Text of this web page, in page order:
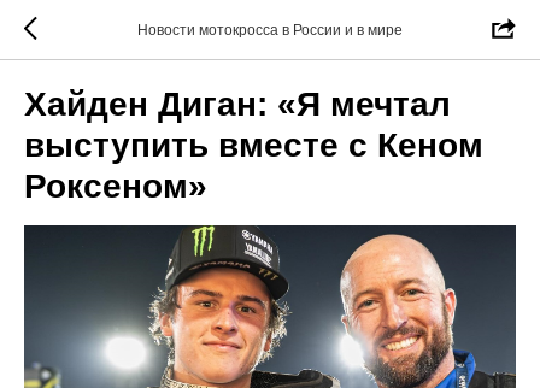
Новости мотокросса в России и в мире
Хайден Диган: «Я мечтал
выступить вместе с Кеном
Роксеном»